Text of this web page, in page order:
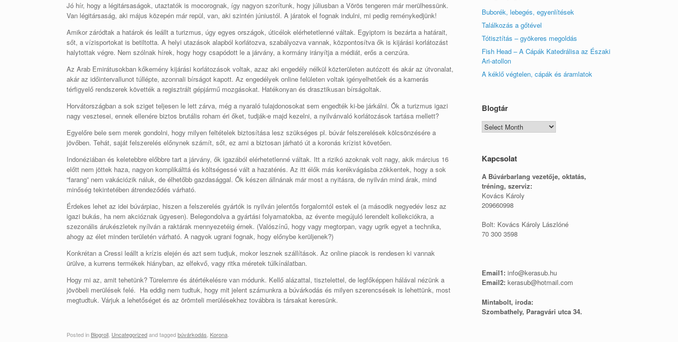
Jó hír, hogy a légitársaságok, utaztatók is mocorognak, így nagyon szorítunk, hogy júliusban a Vörös tengeren már merülhessünk.
Van légitársaság, aki május közepén már repül, van, aki szintén júniustól. A járatok el fognak indulni, mi pedig reménykedjünk!
Amikor záródtak a határok és leállt a turizmus, úgy egyes országok, úticélok elérhetetlenné váltak. Egyiptom is bezárta a határait,
sőt, a vízisportokat is betiltotta. A helyi utazások alapból korlátozva, szabályozva vannak, központosítva ők is kijárási korlátozást
halytottak végre. Nem szólnak hírek, hogy hogy csapódott le a járvány, a kormány irányítja a médiát, erős a cenzúra.
Az Arab Emirátusokban kőkemény kijárási korlátozások voltak, azaz aki engedély nélkül közterületen autózott és akár az útvonalat,
akár az időintervallunot túllépte, azonnali bírságot kapott. Az engedélyek online felületen voltak igényelhetőek és a kamerás
térfigyelő rendszerek követték a regisztrált gépjármű mozgásokat. Hatékonyan és drasztikusan bírságoltak.
Horvátországban a sok sziget teljesen le lett zárva, még a nyaraló tulajdonosokat sem engedték ki-be járkálni. Ők a turizmus igazi
nagy vesztesei, ennek ellenére biztos brutális roham éri őket, tudják-e majd kezelni, a nyilvánvaló korlátozások tartása mellett?
Egyelőre bele sem merek gondolni, hogy milyen feltételek biztosítása lesz szükséges pl. búvár felszerelések kölcsönzésére a
jövőben. Tehát, saját felszerelés előnynek számít, sőt, ez ami a biztosan járható út a koronás krízist követően.
Indonéziában és keletebbre előbbre tart a járvány, ők igazából elérhetetlenné váltak. Itt a rizikó azoknak volt nagy, akik március 16
előtt nem jöttek haza, nagyon komplikálttá és költségessé vált a hazatérés. Az itt élők más kerékvágásba zökkentek, hogy a sok
“farang” nem vakációzik náluk, de élhetőbb gazdasággal. Ők készen állnának már most a nyitásra, de nyilván mind árak, mind
minőség tekintetében átrendeződés várható.
Érdekes lehet az idei búvárpiac, hiszen a felszerelés gyártók is nyilván jelentős forgalomtól estek el (a második negyedév lesz az
igazi bukás, ha nem akcióznak ügyesen). Belegondolva a gyártási folyamatokba, az évente megújuló lerendelt kollekciókra, a
szezonális árukészletek nyílván a raktárak mennyezetéig érnek. (Valószínű, hogy vagy megtorpan, vagy ugrik egyet a technika,
ahogy az élet minden területén várható. A nagyok ugrani fognak, hogy előnybe kerüljenek?)
Konkrétan a Cressi leállt a krízis elején és azt sem tudjuk, mokor lesznek szállítások. Az online piacok is rendesen ki vannak
ürülve, a kurrens termékek hiányban, az elfekvő, vagy ritka méretek túlkínálatban.
Hogy mi az, amit tehetünk? Türelemre és átértékelésre van módunk. Kellő alázattal, tisztelettel, de legfőképpen hálával nézünk a
jövöbeli merülések felé. Ha eddig nem tudtuk, hogy mit jelent számunkra a búvárkodás és milyen szerencsések is lehettünk, most
megtudtuk. Várjuk a lehetőséget és az örömteli merülésekhez továbbra is társakat keresünk.
Posted in Blogroll Uncategorizedand taggedbúvárkodás Korona
Buborék, lebegés, egyenlítések
Találkozás a gőtével
Tótisztítás – gyökeres megoldás
Fish Head – A Cápák Katedrálisa az Északi
Ari-atollon
A kéklő végtelen, cápák és áramlatok
Blogtár
Blogtár
Kapcsolat
A Búvárbarlang vezetője, oktatás,
tréning, szerviz:
Kovács Károly
209660998
Bolt: Kovács Károly Lászlóné
70 300 3598
Email1: info@kerasub.hu
Email2: kerasub@hotmail.com
Mintabolt, iroda:
Szombathely, Paragvári utca 34.